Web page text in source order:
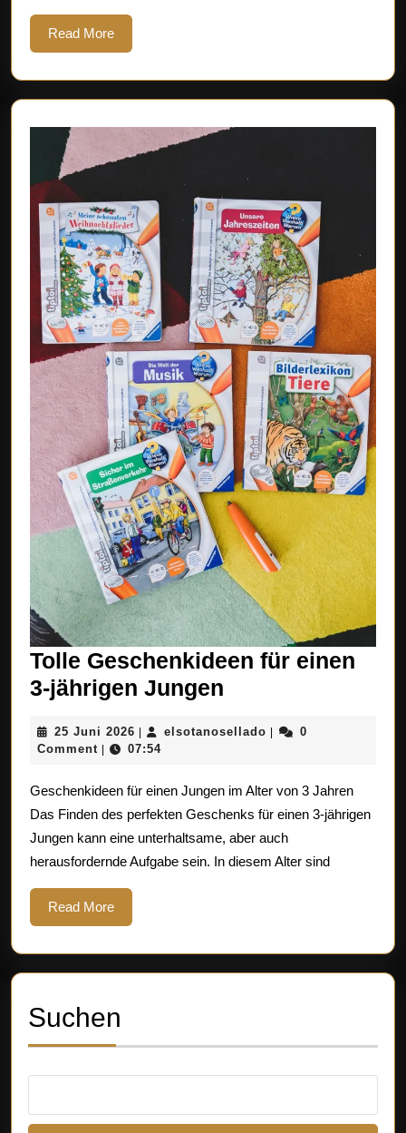
Read MoreRead
More
Tolle Geschenkideen für einen
3-jährigen Jungen
für
3-
jährigen
Jungen
25 Juni 2026 25
Juni
| elsotanosellado elsotanosellado
|
0
Comment | 07:54
Geschenkideen für einen Jungen im Alter von 3 Jahren
Das Finden des perfekten Geschenks für einen 3-jährigen
Jungen kann eine unterhaltsame, aber auch
herausfordernde Aufgabe sein. In diesem Alter sind
Read MoreRead
More
Suchen